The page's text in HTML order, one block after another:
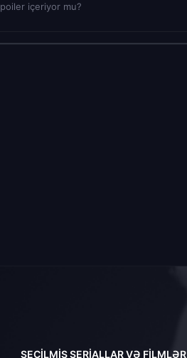
içeriyor mu?
SEÇILMIŞ SERIALLAR VƏ FILMLƏR